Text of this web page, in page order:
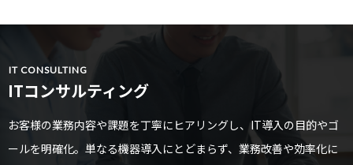
IT CONSULTING
ITコンサルティング
お客様の業務内容や課題を丁寧にヒアリングし、IT導入の目的やゴ
ールを明確化。単なる機器導入にとどまらず、業務改善や効率化に